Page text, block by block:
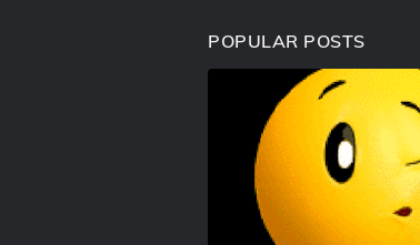
POPULAR POSTS